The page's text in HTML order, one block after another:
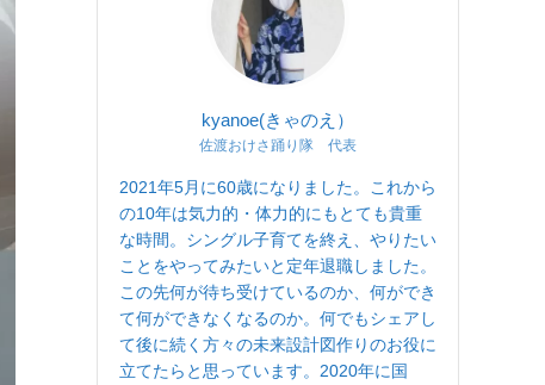
kyanoe(きゃのえ）
佐渡おけさ踊り隊 代表
2021年5月に60歳になりました。これから
の10年は気力的・体力的にもとても貴重
な時間。シングル子育てを終え、やりたい
ことをやってみたいと定年退職しました。
この先何が待ち受けているのか、何ができ
て何ができなくなるのか。何でもシェアし
て後に続く方々の未来設計図作りのお役に
立てたらと思っています。2020年に国